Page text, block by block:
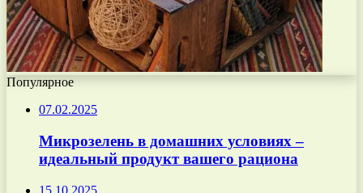
Популярное
07.02.2025
Микрозелень в домашних условиях –
идеальный продукт вашего рациона
15.10.2025